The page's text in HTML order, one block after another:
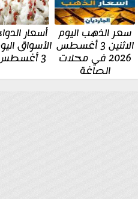
سعر الذهب اليوم
الاثنين 3 أغسطس
2026 في محلات
الصاغة
أسعار
الأسواق
3 أغسطس 2026